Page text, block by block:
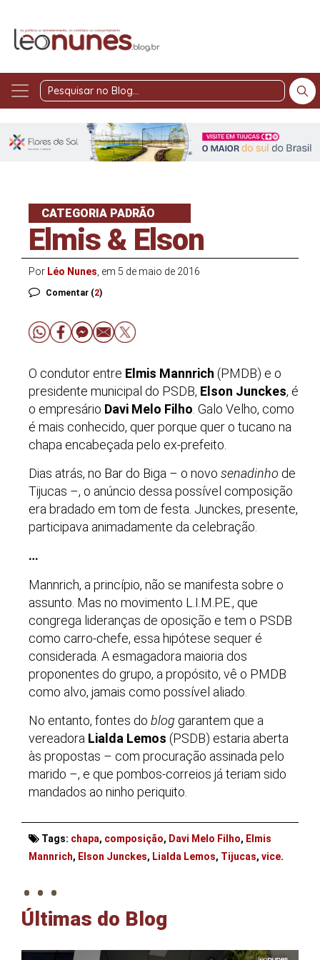
Pesquisar
Blog
CATEGORIA PADRÃO
Elmis & Elson
Por Léo Nunes , em 5 de maio de 2016
Comentar (2)
O condutor entre Elmis Mannrich (PMDB) e o
presidente municipal do PSDB, Elson Junckes, é
o empresário Davi Melo Filho . Galo Velho, como
é mais conhecido, quer porque quer o tucano na
chapa encabeçada pelo ex-prefeito.
Dias atrás, no Bar do Biga – o novo senadinho de
Tijucas –, o anúncio dessa possível composição
era bradado em tom de festa. Junckes, presente,
participava animadamente da celebração.
…
Mannrich, a princípio, não se manifesta sobre o
assunto. Mas no movimento L.I.M.P.E., que
congrega lideranças de oposição e tem o PSDB
como carro-chefe, essa hipótese sequer é
considerada. A esmagadora maioria dos
proponentes do grupo, a propósito, vê o PMDB
como alvo, jamais como possível aliado.
No entanto, fontes do blog garantem que a
vereadora Lialda Lemos (PSDB) estaria aberta
às propostas – com procuração assinada pelo
marido –, e que pombos-correios já teriam sido
mandados ao ninho periquito.
Tags: chapa, composição, Davi Melo Filho, Elmis
Mannrich, Elson Junckes, Lialda Lemos, Tijucas, vice.
. . .
Últimas do Blog